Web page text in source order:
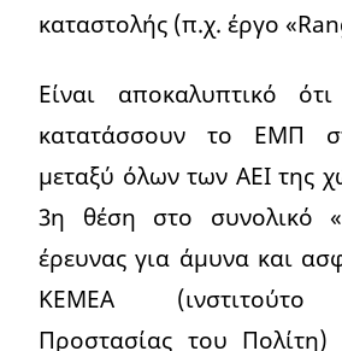
καταστολής (π.χ. έργο
Είναι αποκαλυπτικό
κατατάσσουν το ΕΜΠ
μεταξύ όλων των ΑΕΙ της
3η θέση στο συνολικό
έρευνας για άμυνα και
KEMEA (ινστιτούτο
Προστασίας του